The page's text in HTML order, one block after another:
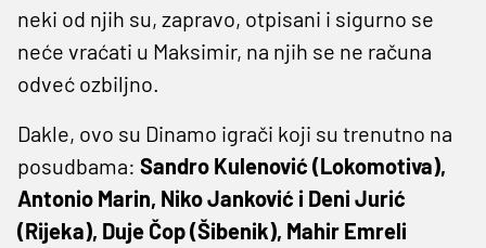
neki od njih su, zapravo, otpisani i sigurno se
neće vraćati u Maksimir, na njih se ne računa
odveć ozbiljno.
Dakle, ovo su Dinamo igrači koji su trenutno na
posudbama: Sandro Kulenović (Lokomotiva),
Antonio Marin, Niko Janković i Deni Jurić
(Rijeka), Duje Čop (Šibenik), Mahir Emreli